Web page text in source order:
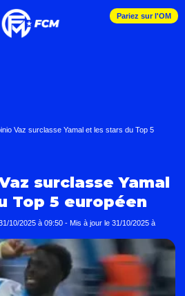
Pariez sur l'OM
Vaz surclasse Yamal et les stars du Top 5
surclasse Yamal
Top 5 européen
10/2025 à 09:50 - Mis à jour le 31/10/2025 à